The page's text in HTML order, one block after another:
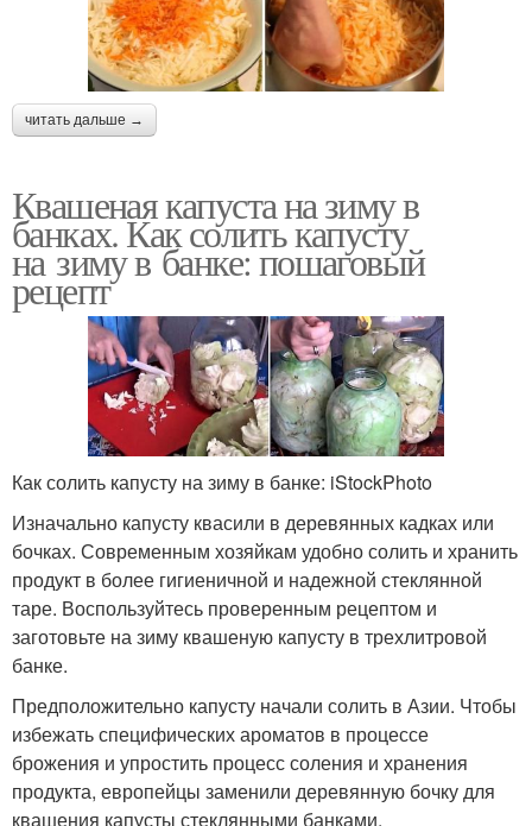
читать дальше →
Квашеная капуста на зиму в
банках. Как солить капусту
на зиму в банке: пошаговый
рецепт
Как солить капусту на зиму в банке: iStockPhoto
Изначально капусту квасили в деревянных кадках или
бочках. Современным хозяйкам удобно солить и хранить
продукт в более гигиеничной и надежной стеклянной
таре. Воспользуйтесь проверенным рецептом и
заготовьте на зиму квашеную капусту в трехлитровой
банке.
Предположительно капусту начали солить в Азии. Чтобы
избежать специфических ароматов в процессе
брожения и упростить процесс соления и хранения
продукта, европейцы заменили деревянную бочку для
квашения капусты стеклянными банками.